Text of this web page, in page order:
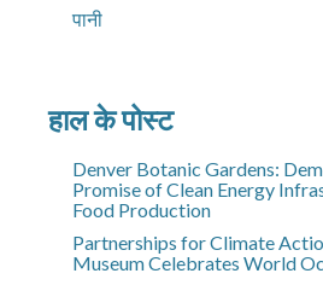
पानी
हाल के पोस्ट
Denver Botanic Gardens:
Promise of Clean Energy
Food Production
Partnerships for Climate
Museum Celebrates World